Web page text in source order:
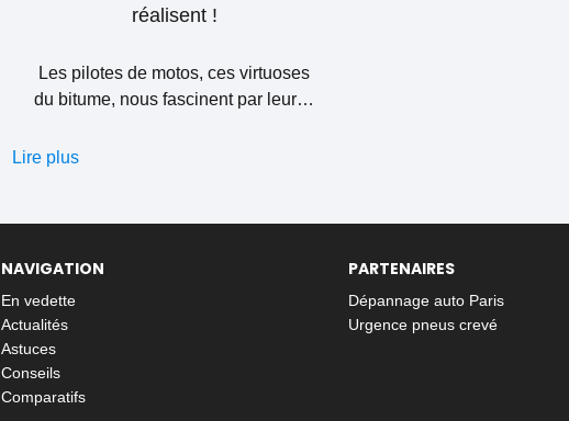
réalisent !
Les pilotes de motos, ces virtuoses
du bitume, nous fascinent par leur…
Lire plus
NAVIGATION
En vedette
Actualités
Astuces
Conseils
Comparatifs
PARTENAIRES
Dépannage auto Paris
Urgence pneus crevé